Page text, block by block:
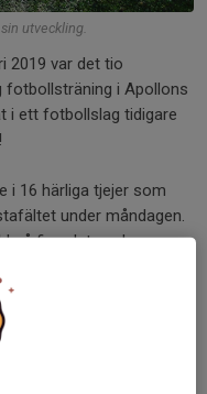
utveckling.
2019 var det tio
i Apollons
i ett fotbollslag tidigare
i 16 härliga tjejer som
under måndagen.
på firandet av denna
framåt mot nästa mål
igen, med vad det